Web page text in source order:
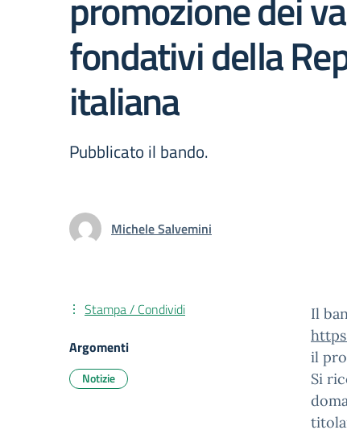
fondativi della
italiana
Pubblicato il bando.
Michele Salvemini
Il
il
Si
Stampa / Condividi
Argomenti
Notizie